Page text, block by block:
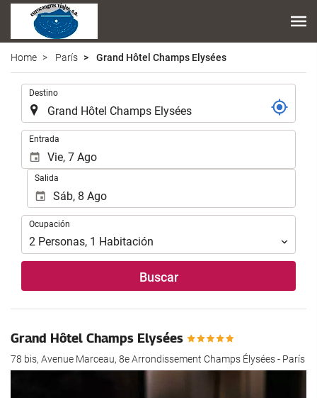
Home París Grand Hôtel Champs Elysées
Destino
Entrada
Salida
Ocupación
Ocupación
2 Personas, 1 Habitación
Buscar
Grand Hôtel Champs Elysées
78 bis, Avenue Marceau, 8e Arrondissement Champs Élysées - París